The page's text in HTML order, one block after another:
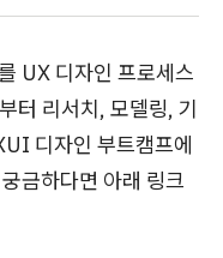
UX 디자인 프로세스
터 리서치, 모델링, 기
디자인 부트캠프에
금하다면 아래 링크